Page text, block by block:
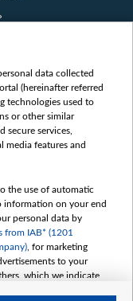
data collected
(hereinafter referred
technologies used to
or other similar
services,
media features and
the use of automatic
information on your end
personal data by
from IAB* (1201
, for marketing
to your
which we indicate